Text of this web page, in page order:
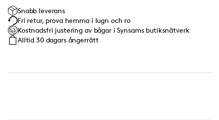
Snabb leverans
Fri retur, prova hemma i lugn och ro
Kostnadsfri justering av bågar i Synsams butiksnätverk
Alltid 30 dagars ångerrätt